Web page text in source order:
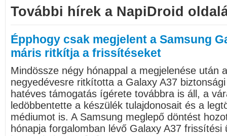
További hírek a NapiDroid
Épphogy csak megjelent a Samsung
máris ritkítja a frissítéseket
Mindössze négy hónappal a megjelenése után
negyedévesre ritkította a Galaxy A37
hatéves támogatás ígérete továbbra is áll, a
ledöbbentette a készülék tulajdonosait és a
médiumot is. A Samsung meglepő döntést
hónapja forgalomban lévő Galaxy A37 frissítési